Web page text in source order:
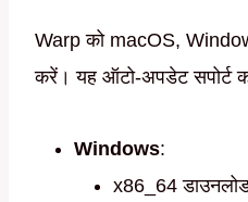
Warp को macOS,
करें। यह ऑटो-अपडेट सपोर्ट
Windows:
x86_64